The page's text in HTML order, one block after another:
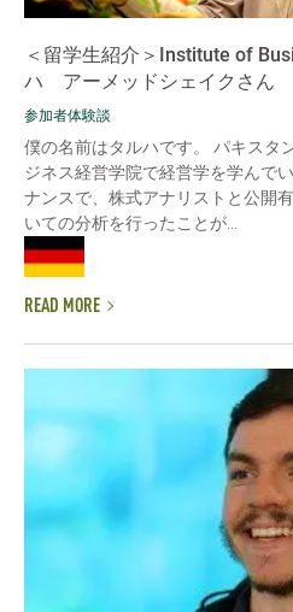
＜留学生紹介＞Institute of
ハ アーメッドシェイクさん
参加者体験談
僕の名前はタルハです。 パキスタ
ジネス経営学院で経営学を学んで
ナンスで、株式アナリストと公開
いての分析を行ったことが...
READ MORE